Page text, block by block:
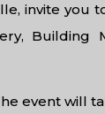
invite you
Building
event will